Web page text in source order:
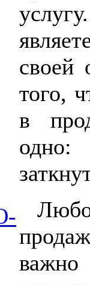
своей
того,
в
одно:
важно